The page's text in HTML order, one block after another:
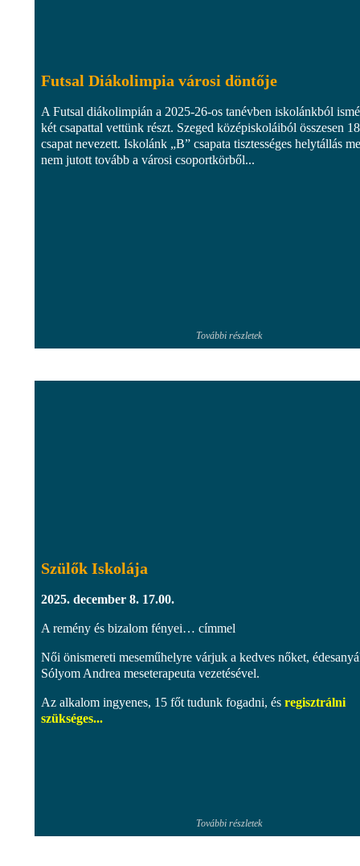
Futsal Diákolimpia városi döntője
A Futsal diákolimpián a 2025-26-os tanévben iskolánkból
két csapattal vettünk részt. Szeged középiskoláiból összesen 18
csapat nevezett. Iskolánk „B” csapata tisztességes helytállás
nem jutott tovább a városi csoportkörből...
További részletek
Szülők Iskolája
2025. december 8. 17.00.
A remény és bizalom fényei… címmel
Női önismereti meseműhelyre várjuk a kedves nőket,
Sólyom Andrea meseterapeuta vezetésével.
Az alkalom ingyenes, 15 főt tudunk fogadni, és regisztrálni
szükséges...
További részletek